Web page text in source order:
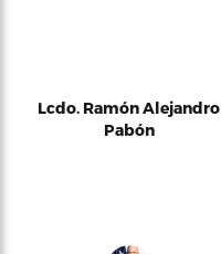
Lcdo. Ramón Alejandro
Pabón